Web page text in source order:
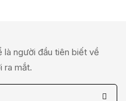
là người đầu tiên biết về
ra mắt.